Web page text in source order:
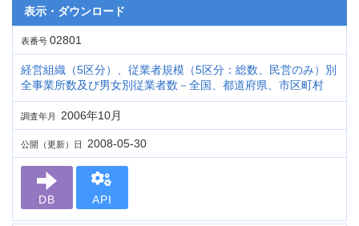
表示・ダウンロード
表番号 02801
経営組織（5区分）、従業者規模（5区分：総数、民営のみ）別
全事業所数及び男女別従業者数－全国、都道府県、市区町村
調査年月 2006年10月
公開（更新）日 2008-05-30
DB API